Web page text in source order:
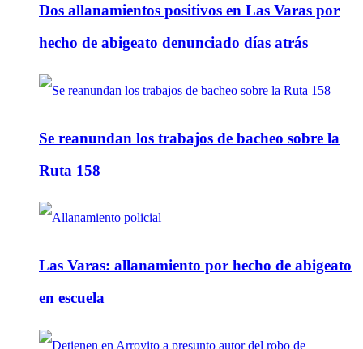
Dos allanamientos positivos en Las Varas por
hecho de abigeato denunciado días atrás
Se reanundan los trabajos de bacheo sobre la
Ruta 158
Las Varas: allanamiento por hecho de abigeato
en escuela